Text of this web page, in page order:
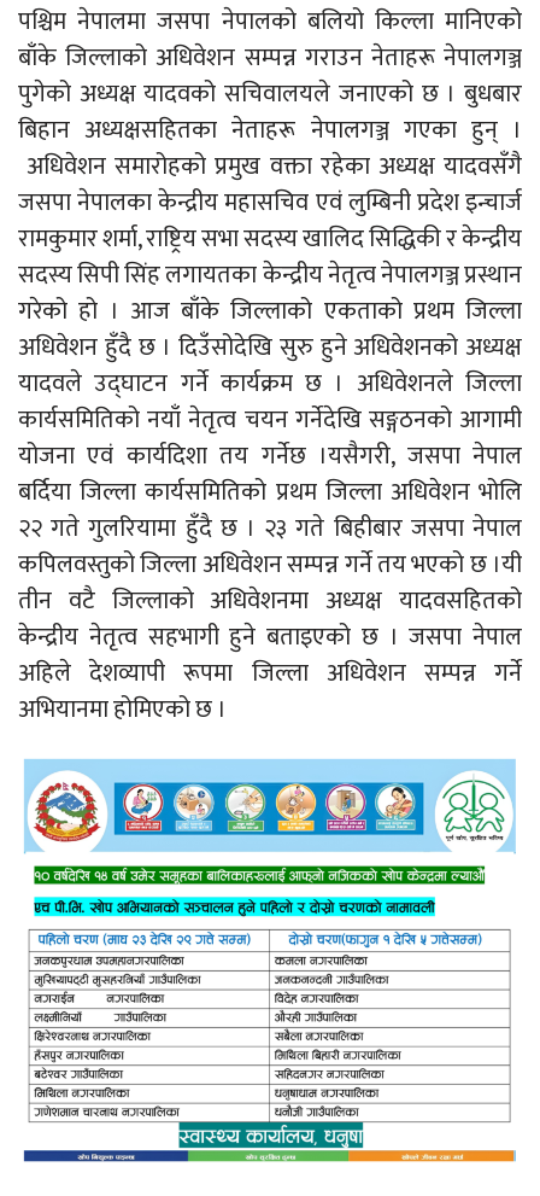
पश्चिम नेपालमा जसपा नेपालको बलियो किल्ला मानिएको
बाँके जिल्लाको अधिवेशन सम्पन्न गराउन नेताहरू नेपालगञ्ज
पुगेको अध्यक्ष यादवको सचिवालयले जनाएको छ । बुधबार
बिहान अध्यक्षसहितका नेताहरू नेपालगञ्ज गएका हुन् ।
अधिवेशन समारोहको प्रमुख वक्ता रहेका अध्यक्ष यादवसँगै
जसपा नेपालका केन्द्रीय महासचिव एवं लुम्बिनी प्रदेश इन्चार्ज
रामकुमार शर्मा, राष्ट्रिय सभा सदस्य खालिद सिद्धिकी र केन्द्रीय
सदस्य सिपी सिंह लगायतका केन्द्रीय नेतृत्व नेपालगञ्ज प्रस्थान
गरेको हो । आज बाँके जिल्लाको एकताको प्रथम जिल्ला
अधिवेशन हुँदै छ । दिउँसोदेखि सुरु हुने अधिवेशनको अध्यक्ष
यादवले उद्घाटन गर्ने कार्यक्रम छ । अधिवेशनले जिल्ला
कार्यसमितिको नयाँ नेतृत्व चयन गर्नेदेखि सङ्गठनको आगामी
योजना एवं कार्यदिशा तय गर्नेछ ।यसैगरी, जसपा नेपाल
बर्दिया जिल्ला कार्यसमितिको प्रथम जिल्ला अधिवेशन भोलि
२२ गते गुलरियामा हुँदै छ । २३ गते बिहीबार जसपा नेपाल
कपिलवस्तुको जिल्ला अधिवेशन सम्पन्न गर्ने तय भएको छ ।यी
तीन वटै जिल्लाको अधिवेशनमा अध्यक्ष यादवसहितको
केन्द्रीय नेतृत्व सहभागी हुने बताइएको छ । जसपा नेपाल
अहिले देशव्यापी रूपमा जिल्ला अधिवेशन सम्पन्न गर्ने
अभियानमा होमिएको छ ।